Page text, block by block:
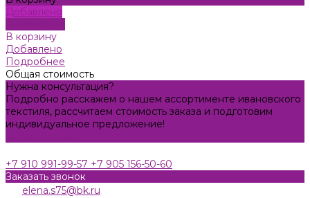
Добавлено
В корзину
Добавлено
Подробнее
Общая стоимость
Нужна консультация?
Подробно расскажем о нашем ассортименте ивановского
текстиля, рассчитаем стоимость заказа и подготовим
индивидуальное предложение!
+7 910 991-99-57 +7 905 156-50-60
Заказать звонок
elena.s75@bk.ru